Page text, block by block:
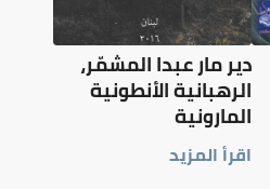
دير مار عبدا المشمّر،
الرهبانية الأنطونية
المارونية
اقرأ المزيد